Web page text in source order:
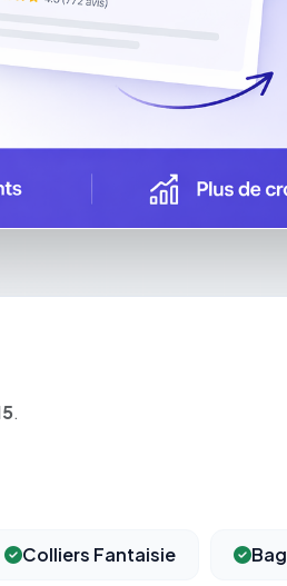
.
Colliers Fantaisie